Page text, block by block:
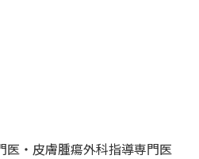
医・皮膚腫瘍外科指導専門医